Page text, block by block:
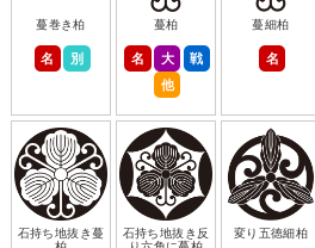
蔓巻き柏
名 別
蔓柏
名 大
戦
他
蔓細柏
名
石持ち地抜き蔓
石持ち地抜き反
変り五徳細柏